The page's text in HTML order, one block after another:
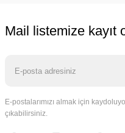
Mail listemize kayıt
E-postalarımızı almak için
çıkabilirsiniz.